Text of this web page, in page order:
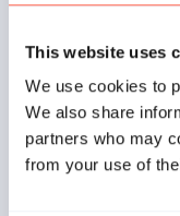
This website uses
We use cookies to
We also share
partners who may
from your use of